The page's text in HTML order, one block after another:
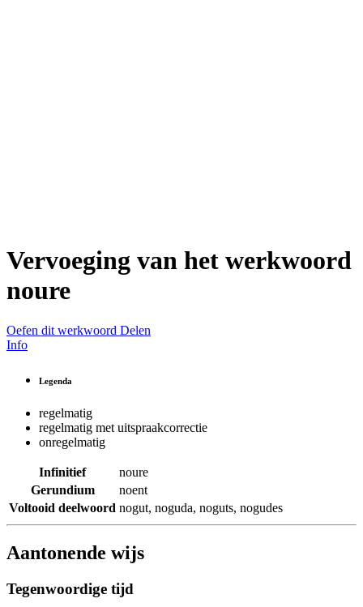
Vervoeging van het werkwoord
noure
Oefen dit werkwoord Delen
Info
Legenda
regelmatig
regelmatig met uitspraakcorrectie
onregelmatig
Infinitief
noure
Gerundium
noent
Voltooid deelwoord nogut, noguda, noguts, nogudes
Aantonende wijs
Tegenwoordige tijd